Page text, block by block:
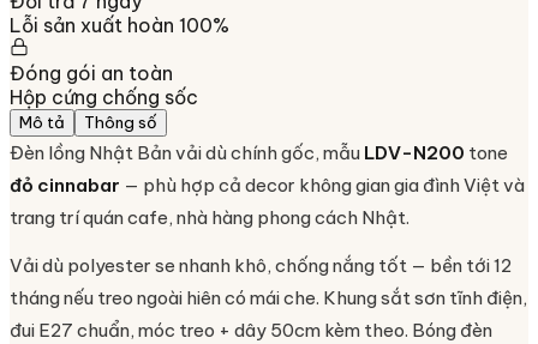
Lỗi sản xuất hoàn 100%
Đóng gói an toàn
Hộp cứng chống sốc
Mô tả Thông số
Đèn lồng Nhật Bản vải dù chính gốc, mẫu LDV-N200 tone
đỏ cinnabar — phù hợp cả decor không gian gia đình Việt và
trang trí quán cafe, nhà hàng phong cách Nhật.
Vải dù polyester se nhanh khô, chống nắng tốt — bền tới 12
tháng nếu treo ngoài hiên có mái che. Khung sắt sơn tĩnh điện,
đui E27 chuẩn, móc treo + dây 50cm kèm theo. Bóng đèn